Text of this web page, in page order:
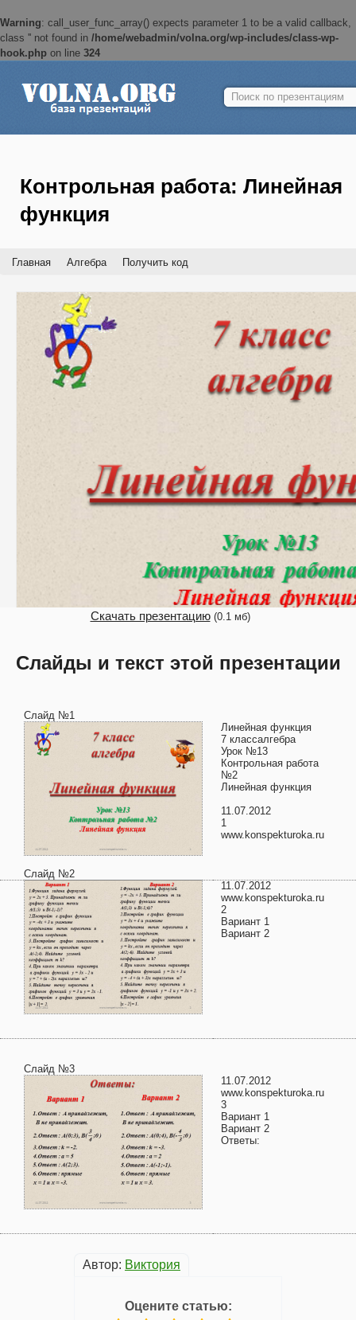
Warning: call_user_func_array() expects parameter 1 to be a valid callback,
class '' not found in /home/webadmin/volna.org/wp-includes/class-wp-
hook.php on line 324
Найти:
Контрольная работа: Линейная
функция
Главная Алгебра Получить код
Скачать презентацию(0.1 мб)
Слайды и текст этой презентации
Слайд №1
Линейная функция
7 классалгебра
Урок №13
Контрольная работа
№2
Линейная функция
11.07.2012
1
www.konspekturoka.ru
Слайд №2
11.07.2012
www.konspekturoka.ru
2
Вариант 1
Вариант 2
Слайд №3
11.07.2012
www.konspekturoka.ru
3
Вариант 1
Вариант 2
Ответы:
Автор: Виктория
Оцените статью: